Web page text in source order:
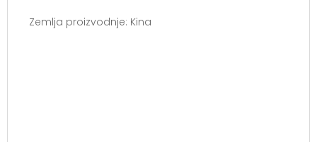
Zemlja proizvodnje: Kina